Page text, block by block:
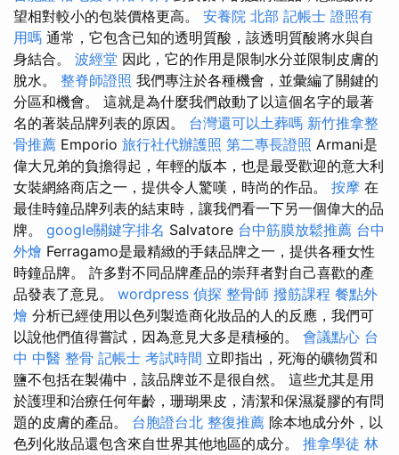
望相對較小的包裝價格更高。 安養院 北部 記帳士 證照有
用嗎 通常，它包含已知的透明質酸，該透明質酸將水與自
身結合。 波經堂 因此，它的作用是限制水分並限制皮膚的
脫水。 整脊師證照 我們專注於各種機會，並彙編了關鍵的
分區和機會。 這就是為什麼我們啟動了以這個名字的最著
名的著裝品牌列表的原因。 台灣還可以土葬嗎 新竹推拿整
骨推薦 Emporio 旅行社代辦護照 第二專長證照 Armani是
偉大兄弟的負擔得起，年輕的版本，也是最受歡迎的意大利
女裝網絡商店之一，提供令人驚嘆，時尚的作品。 按摩 在
最佳時鐘品牌列表的結束時，讓我們看一下另一個偉大的品
牌。 google關鍵字排名 Salvatore 台中筋膜放鬆推薦 台中
外燴 Ferragamo是最精緻的手錶品牌之一，提供各種女性
時鐘品牌。 許多對不同品牌產品的崇拜者對自己喜歡的產
品發表了意見。 wordpress 偵探 整骨師 撥筋課程 餐點外
燴 分析已經使用以色列製造商化妝品的人的反應，我們可
以說他們值得嘗試，因為意見大多是積極的。 會議點心 台
中 中醫 整骨 記帳士 考試時間 立即指出，死海的礦物質和
鹽不包括在製備中，該品牌並不是很自然。 這些尤其是用
於護理和治療任何年齡，珊瑚果皮，清潔和保濕凝膠的有問
題的皮膚的產品。 台胞證台北 整復推薦 除本地成分外，以
色列化妝品還包含來自世界其他地區的成分。 推拿學徒 林